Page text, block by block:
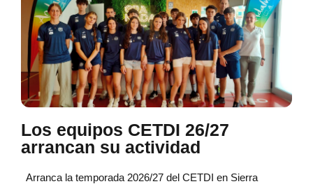
Los equipos CETDI 26/27
arrancan su actividad
Arranca la temporada 2026/27 del CETDI en Sierra